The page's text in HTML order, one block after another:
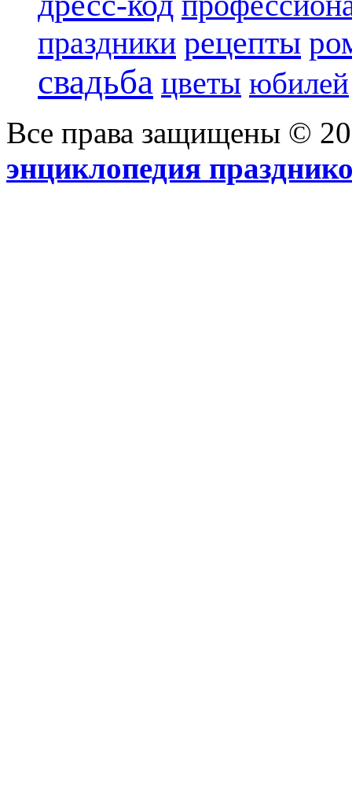
праздники рецепты
свадьба цветы юбилей
Все права защищены ©
энциклопедия